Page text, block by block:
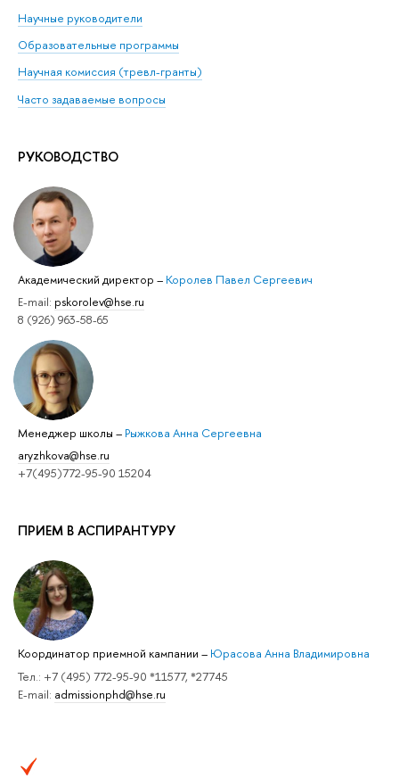
Научные руководители
Образовательные программы
Научная комиссия (тревл-гранты)
Часто задаваемые вопросы
РУКОВОДСТВО
Академический директор – Королев Павел Сергеевич
E-mail: pskorolev@hse.ru
8 (926) 963-58-65
Менеджер школы – Рыжкова Анна Сергеевна
aryzhkova@hse.ru
+7(495)772-95-90 15204
ПРИЕМ В АСПИРАНТУРУ
Координатор приемной кампании – Юрасова Анна Владимировна
Тел.: +7 (495) 772-95-90 *11577, *27745
E-mail: admissionphd@hse.ru